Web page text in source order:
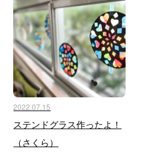
2022.07.15
ステンドグラス作ったよ！
（さくら）